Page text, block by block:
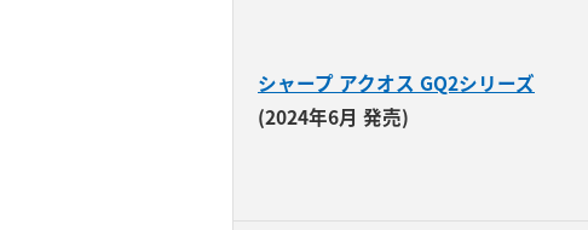
シャープ アクオス GQ2シリーズ
(2024年6月 発売)